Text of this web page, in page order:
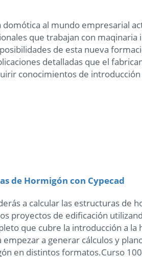
domótica al mundo empresarial
que trabajan con maqinaria
de esta nueva
detalladas que el
conocimientos de introducción
de Hormigón con Cypecad
a calcular las estructuras de
proyectos de edificación
que cubre la introducción a
a generar cálculos y
en distintos formatos.Curso